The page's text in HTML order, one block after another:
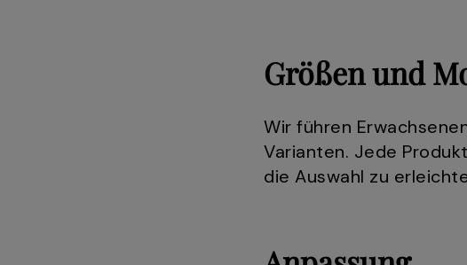
Größen und
Wir führen
Varianten. Jede
die Auswahl zu